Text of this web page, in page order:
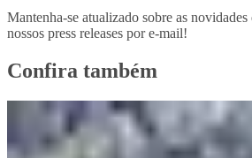
Mantenha-se atualizado sobre as
nossos press releases por e-mail!
Confira também